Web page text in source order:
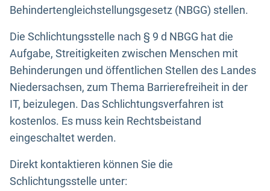
Behindertengleichstellungsgesetz (NBGG) stellen.
Die Schlichtungsstelle nach § 9 d NBGG hat die
Aufgabe, Streitigkeiten zwischen Menschen mit
Behinderungen und öffentlichen Stellen des Landes
Niedersachsen, zum Thema Barrierefreiheit in der
IT, beizulegen. Das Schlichtungsverfahren ist
kostenlos. Es muss kein Rechtsbeistand
eingeschaltet werden.
Direkt kontaktieren können Sie die
Schlichtungsstelle unter: